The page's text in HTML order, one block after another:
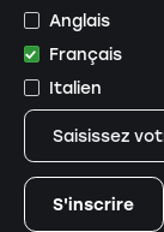
Anglais
Français
Italien